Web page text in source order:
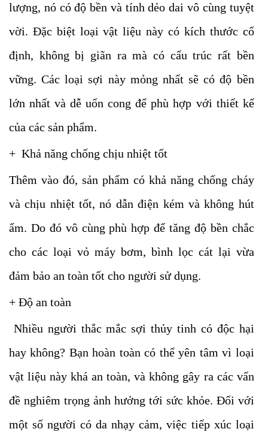
lượng, nó có độ bền và tính dẻo dai vô cùng tuyệt
vời. Đặc biệt loại vật liệu này có kích thước cố
định, không bị giãn ra mà có cấu trúc rất bền
vững. Các loại sợi này mỏng nhất sẽ có độ bền
lớn nhất và dễ uốn cong để phù hợp với thiết kế
của các sản phẩm.
+ Khả năng chống chịu nhiệt tốt
Thêm vào đó, sản phẩm có khả năng chống cháy
và chịu nhiệt tốt, nó dẫn điện kém và không hút
ẩm. Do đó vô cùng phù hợp để tăng độ bền chắc
cho các loại vỏ máy bơm, bình lọc cát lại vừa
đảm bảo an toàn tốt cho người sử dụng.
+ Độ an toàn
Nhiều người thắc mắc sợi thủy tinh có độc hại
hay không? Bạn hoàn toàn có thể yên tâm vì loại
vật liệu này khá an toàn, và không gây ra các vấn
đề nghiêm trọng ảnh hưởng tới sức khỏe. Đối với
một số người có da nhạy cảm, việc tiếp xúc loại